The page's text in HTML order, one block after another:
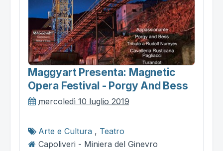
Maggyart Presenta: Magnetic
Opera Festival - Porgy And Bess
mercoledì 10 luglio 2019
Arte e Cultura , Teatro
Capoliveri - Miniera del Ginevro